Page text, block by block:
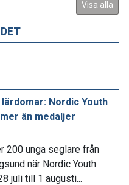
Visa alla
Nordic Youth
än medaljer
200 unga seglare från
när Nordic Youth
juli till 1 augusti...